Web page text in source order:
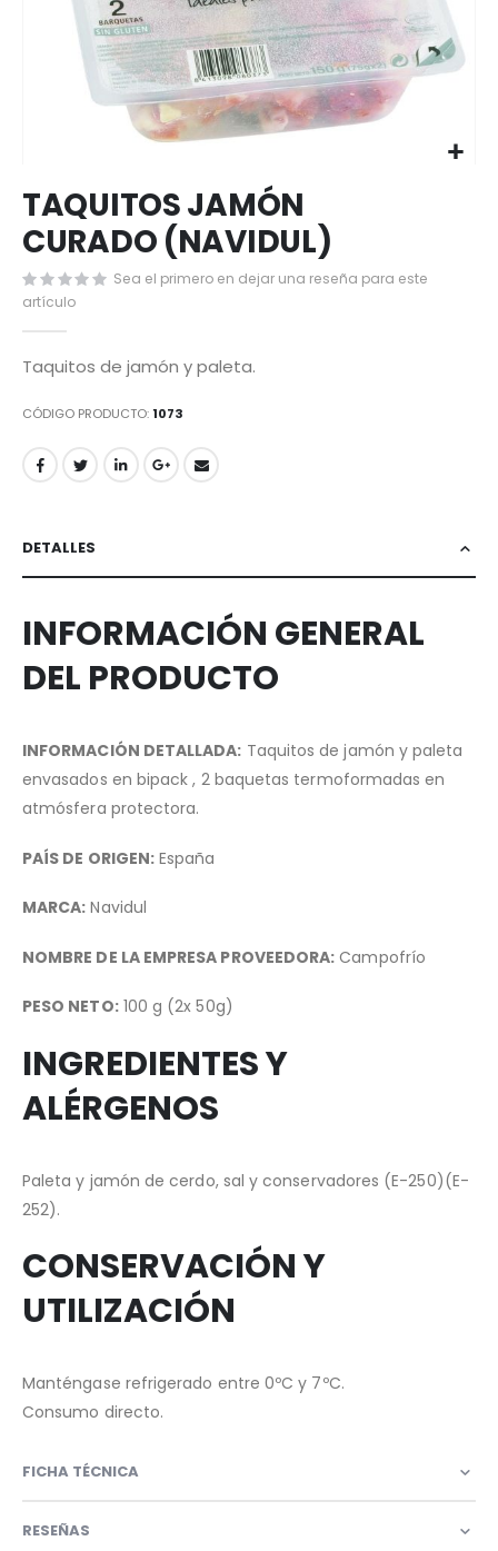
al
comienzo
de
la
galería
imágenes
TAQUITOS JAMÓN
CURADO (NAVIDUL)
Sea el primero en dejar una reseña para este
artículo
Taquitos de jamón y paleta.
CÓDIGO PRODUCTO 1073
DETALLES
INFORMACIÓN GENERAL
DEL PRODUCTO
INFORMACIÓN DETALLADA: Taquitos de jamón y paleta
envasados en bipack , 2 baquetas termoformadas en
atmósfera protectora.
PAÍS DE ORIGEN: España
MARCA: Navidul
NOMBRE DE LA EMPRESA PROVEEDORA: Campofrío
PESO NETO:100 g (2x 50g)
INGREDIENTES Y
ALÉRGENOS
Paleta y jamón de cerdo, sal y conservadores (E-250)(E-
252).
CONSERVACIÓN Y
UTILIZACIÓN
Manténgase refrigerado entre 0ºC y 7ºC.
Consumo directo.
FICHA TÉCNICA
RESEÑAS